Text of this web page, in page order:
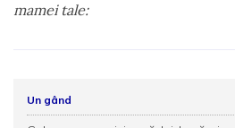
mamei tale:
Un gând